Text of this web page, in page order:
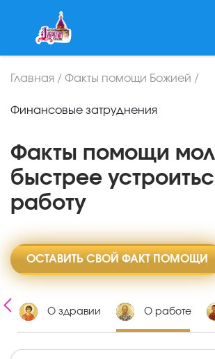
Главная / Факты помощи Божией /
Финансовые затруднения
Факты помощи
быстрее
работу
ОСТАВИТЬ СВОЙ ФАКТ ПОМОЩИ
О здравии О работе